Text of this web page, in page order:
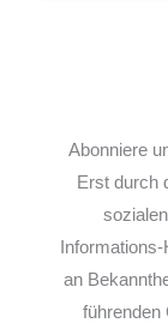
Abonniere
Erst durch
an
führenden